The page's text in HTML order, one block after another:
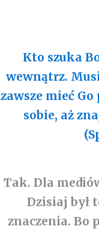
Kto szuka
wewnątrz.
zawsze mieć
sobie, aż
Tak. Dla
Dzisiaj był
znaczenia. Bo